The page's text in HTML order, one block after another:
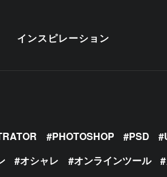
インスピレーション
PHOTOSHOP PSD
オシャレ オンラインツール